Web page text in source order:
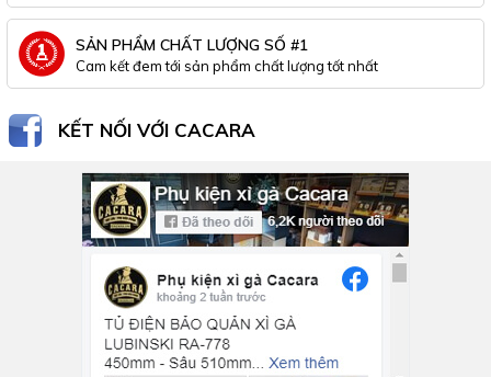
SẢN PHẨM CHẤT LƯỢNG SỐ #1
Cam kết đem tới sản phẩm chất lượng tốt nhất
KẾT NỐI VỚI CACARA